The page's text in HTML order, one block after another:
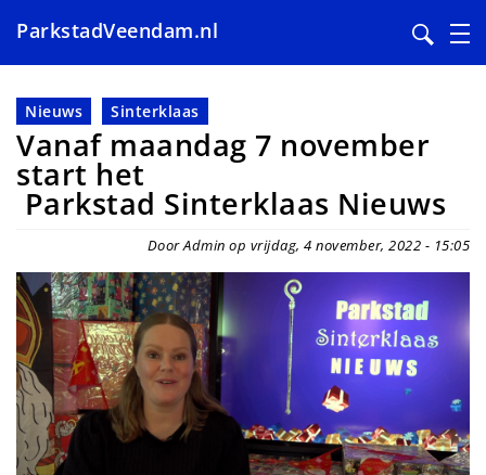
en
naar
de
inhoud
gaan
ParkstadVeendam.nl
Nieuws Sinterklaas
Vanaf maandag 7 november
start het
Parkstad Sinterklaas Nieuws
Door Admin op vrijdag, 4 november, 2022 - 15:05